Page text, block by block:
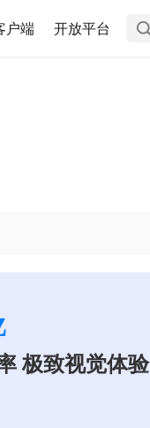
户端 开放平台
极致视觉体验